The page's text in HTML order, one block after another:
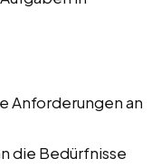
Anforderungen an
die Bedürfnisse